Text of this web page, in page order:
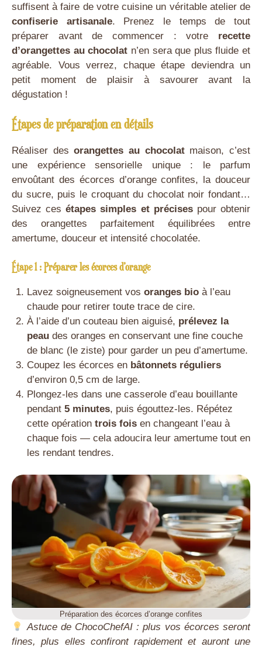
suffisent à faire de votre cuisine un véritable atelier de
confiserie artisanale. Prenez le temps de tout
préparer avant de commencer : votre recette
d’orangettes au chocolat n’en sera que plus fluide et
agréable. Vous verrez, chaque étape deviendra un
petit moment de plaisir à savourer avant la
dégustation !
Étapes de préparation en détails
Réaliser desorangettes au chocolatmaison, c’est
une expérience sensorielle unique : le parfum
envoûtant des écorces d’orange confites, la douceur
du sucre, puis le croquant du chocolat noir fondant…
Suivez cesétapes simples et précisespour obtenir
des orangettes parfaitement équilibrées entre
amertume, douceur et intensité chocolatée.
Étape 1 : Préparer les écorces d’orange
Lavez soigneusement vos oranges bioà l’eau
chaude pour retirer toute trace de cire.
À l’aide d’un couteau bien aiguisé, prélevez la
peaudes oranges en conservant une fine couche
de blanc (le ziste) pour garder un peu d’amertume.
Coupez les écorces en bâtonnets réguliers
d’environ 0,5 cm de large.
Plongez-les dans une casserole d’eau bouillante
pendant 5 minutes, puis égouttez-les. Répétez
cette opération trois foisen changeant l’eau à
chaque fois — cela adoucira leur amertume tout en
les rendant tendres.
Préparation des écorces d’orange confites
Astuce de ChocoChefAI : plus vos écorces seront
fines, plus elles confiront rapidement et auront une